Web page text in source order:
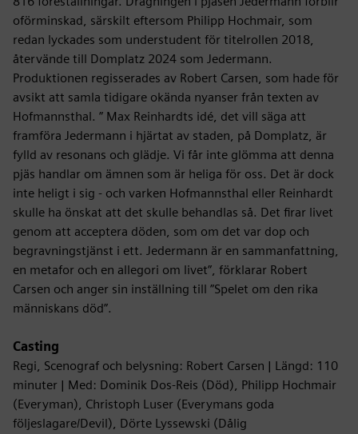
oförminskad, särskilt eftersom Philipp Hochmair, som
redan lyckades som understudent för titelrollen 2018,
återvände till Domplatz 2024 som Jedermann.
Produktionen regisserades av Robert Carsen, som hade för
avsikt att samla tidigare okända nyanser från texten av
Hofmannsthal. ” Max Reinhardts idé, det vill säga att
framföra Jedermann i hjärtat av staden, på Domplatz, är
fylld av resonans och glädje. Vi får inte glömma att denna
pjäs handlar om ämnen som är heliga för oss. Det är dock
inte heligt i sig - och varken Hofmannsthal eller Reinhardt
skulle ha önskat att det skulle behandlas så. Det firar livet
genom att acceptera döden, som om det var dop och
begravningstjänst i ett. Jedermann är en sammanfattning,
en metafor och en allegori om livet”, förklarar Robert
Carsen och anger sin inställning till ”Spelet om den rika
människans död”.
Casting
Regi, Scenograf och belysning: Robert Carsen | Längd: 110
minuter | Med: Dominik Dos-Reis (Död), Philipp Hochmair
(Everyman), Christoph Luser (Everymans goda
följeslagare/Devil), Dörte Lyssewski (Dålig